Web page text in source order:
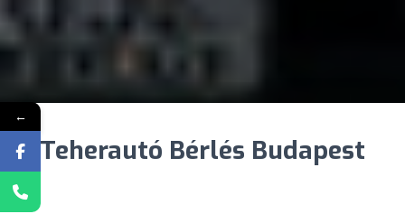
Teherautó Bérlés Budapest
←